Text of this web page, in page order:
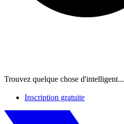
Trouvez quelque chose d'intelligent...
Inscription gratuite